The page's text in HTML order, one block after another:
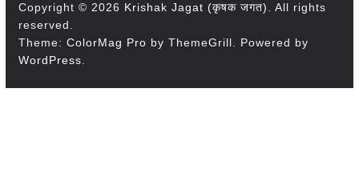
Copyright © 2026 Krishak Jagat (कृषक जगत). All rights
reserved.
Theme: ColorMag Pro by ThemeGrill. Powered by
WordPress.